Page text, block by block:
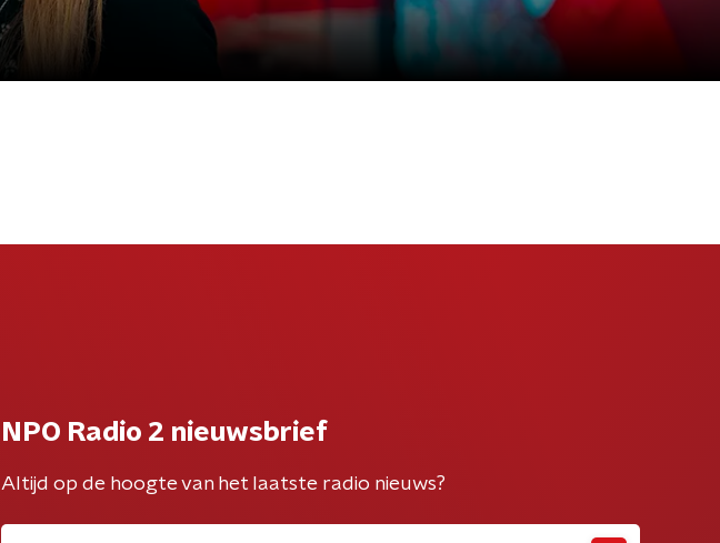
NPO Radio 2 nieuwsbrief
Altijd op de hoogte van het laatste radio nieuws?